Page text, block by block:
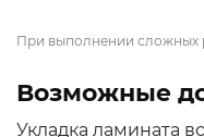
При выполнении сложных
Возможные
Укладка ламината